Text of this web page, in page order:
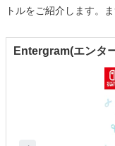
トルをご紹介します。
Entergram(エンタ